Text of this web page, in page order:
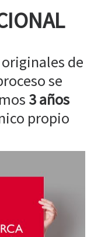
de
se
3 años
propio